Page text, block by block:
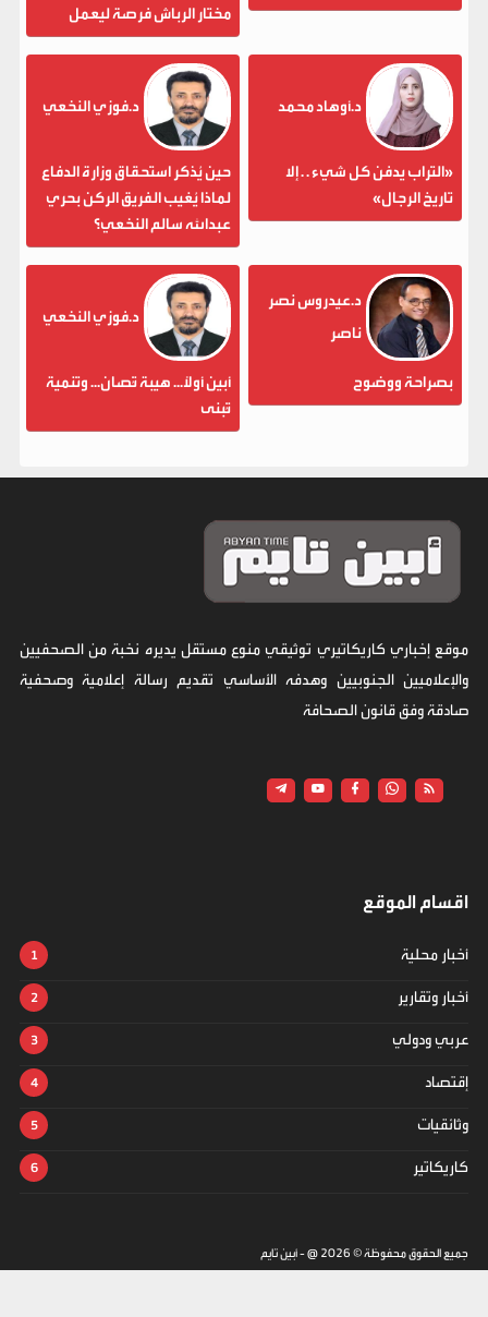
مختار الرباش فرصة ليعمل
د.أوهاد محمد
«التراب يدفن كل شيء . . إلا
تاريخ الرجال»
د.فوزي النخعي
حين يُذكر استحقاق وزارة الدفاع
لماذا يُغيب الفريق الركن بحري
عبدالله سالم النخعي؟
د.عيدروس نصر
ناصر
بصراحة ووضوح
د.فوزي النخعي
أبين أولاً... هيبة تُصان... وتنمية
تُبنى
موقع إخباري كاريكاتيري توثيقي منوع مستقل يديره نخبة من الصحفيين
والإعلاميين الجنوبيين وهدفه الأساسي تقديم رسالة إعلامية وصحفية
صادقة وفق قانون الصحافة
اقسام الموقع
أخبار محلية
أخبار وتقارير
عربي ودولي
إقتصاد
وثائقيات
كاريكاتير
جميع الحقوق محفوظة © 2026 @ - أبين تايم